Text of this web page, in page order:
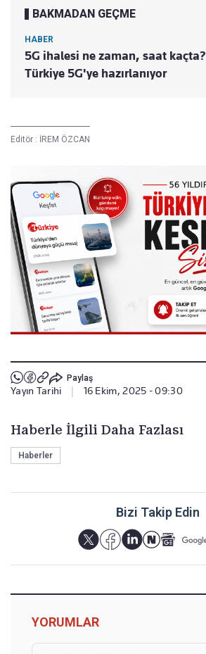
BAKMADAN GEÇME
HABER
5G ihalesi ne zaman, saat kaçta?
Türkiye 5G'ye hazırlanıyor
Editör : İREM ÖZCAN
Paylaş
Yayın Tarihi 16 Ekim, 2025 - 09:30
Haberle İlgili Daha Fazlası
Haberler
Bizi Takip Edin
YORUMLAR